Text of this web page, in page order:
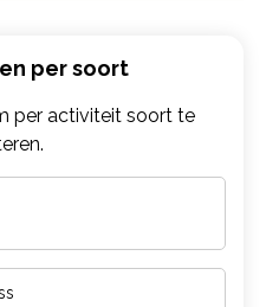
per soort
per activiteit soort te